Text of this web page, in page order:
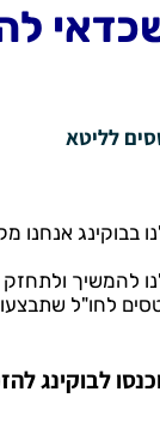
לליטא
בבוקינג
להמשיך
לחו"ל
לבוקינג